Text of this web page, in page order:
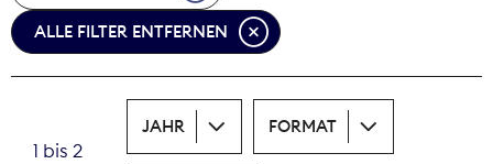
Pressefreiheit
Print
Recht
ALLE FILTER ENTFERNEN
1 bis 2
JAHR FORMAT